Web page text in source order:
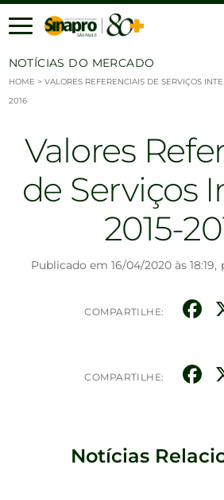
Ir para o conteúdo
NOTÍCIAS DO MERCADO
HOME > VALORES REFERENCIAIS DE SERVIÇOS
2016
Valores
de Serviços
2015-
Publicado em 16/04/2020 às 18:19,
COMPARTILHE:
COMPARTILHE:
Notícias